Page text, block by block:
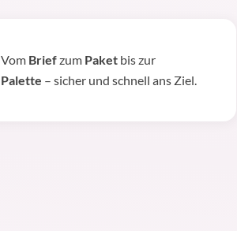
Vom Briefzum Paketbis zur
Palette – sicher und schnell ans Ziel.